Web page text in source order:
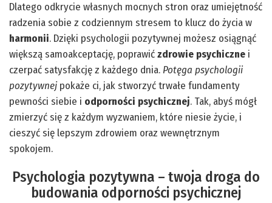
Dlatego odkrycie własnych mocnych stron oraz umiejętność
radzenia sobie z codziennym stresem to klucz do życia w
harmonii. Dzięki psychologii pozytywnej możesz osiągnąć
większą samoakceptację, poprawićzdrowie psychiczne i
czerpać satysfakcję z każdego dnia. Potęga psychologii
pozytywnejpokaże ci, jak stworzyć trwałe fundamenty
pewności siebie i odporności psychicznej. Tak, abyś mógł
zmierzyć się z każdym wyzwaniem, które niesie życie, i
cieszyć się lepszym zdrowiem oraz wewnętrznym
spokojem.
Psychologia pozytywna – twoja droga do
budowania odporności psychicznej